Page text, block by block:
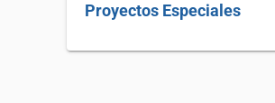
Proyectos Especiales